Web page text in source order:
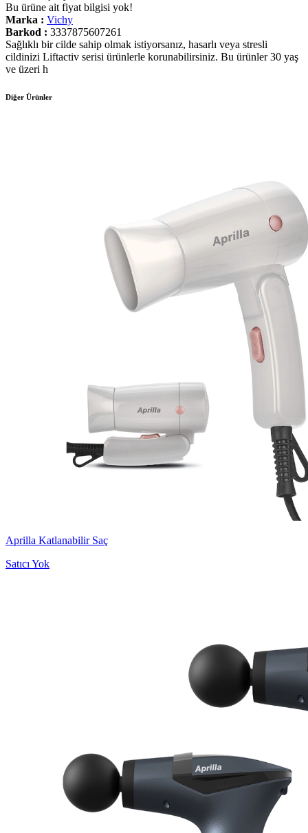
Bu ürüne ait fiyat bilgisi yok!
Marka : Vichy
Barkod : 3337875607261
Sağlıklı bir cilde sahip olmak istiyorsanız, hasarlı veya stresli
cildinizi Liftactiv serisi ürünlerle korunabilirsiniz. Bu ürünler 30 yaş
ve üzeri h
Diğer Ürünler
Aprilla Katlanabilir Saç
Satıcı Yok